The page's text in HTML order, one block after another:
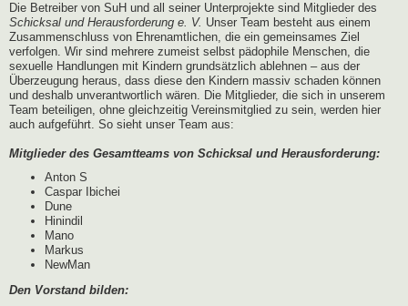
Die Betreiber von SuH und all seiner Unterprojekte sind Mitglieder des
Schicksal und Herausforderung e. V. Unser Team besteht aus einem
Zusammenschluss von Ehrenamtlichen, die ein gemeinsames Ziel
verfolgen. Wir sind mehrere zumeist selbst pädophile Menschen, die
sexuelle Handlungen mit Kindern grundsätzlich ablehnen – aus der
Überzeugung heraus, dass diese den Kindern massiv schaden können
und deshalb unverantwortlich wären. Die Mitglieder, die sich in unserem
Team beteiligen, ohne gleichzeitig Vereinsmitglied zu sein, werden hier
auch aufgeführt. So sieht unser Team aus:
Mitglieder des Gesamtteams von Schicksal und Herausforderung:
Anton S
Caspar Ibichei
Dune
Hinindil
Mano
Markus
NewMan
Den Vorstand bilden: